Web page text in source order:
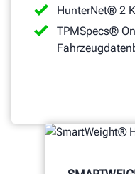
HunterNet® 2
TPMSpecs®